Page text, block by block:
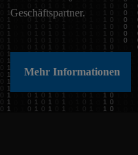
Geschäftspartner.
Mehr Informationen